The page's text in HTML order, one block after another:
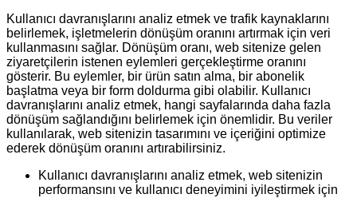
Kullanıcı davranışlarını analiz etmek ve trafik kaynaklarını
belirlemek, işletmelerin dönüşüm oranını artırmak için veri
kullanmasını sağlar. Dönüşüm oranı, web sitenize gelen
ziyaretçilerin istenen eylemleri gerçekleştirme oranını
gösterir. Bu eylemler, bir ürün satın alma, bir abonelik
başlatma veya bir form doldurma gibi olabilir. Kullanıcı
davranışlarını analiz etmek, hangi sayfalarında daha fazla
dönüşüm sağlandığını belirlemek için önemlidir. Bu veriler
kullanılarak, web sitenizin tasarımını ve içeriğini optimize
ederek dönüşüm oranını artırabilirsiniz.
Kullanıcı davranışlarını analiz etmek, web sitenizin
performansını ve kullanıcı deneyimini iyileştirmek için